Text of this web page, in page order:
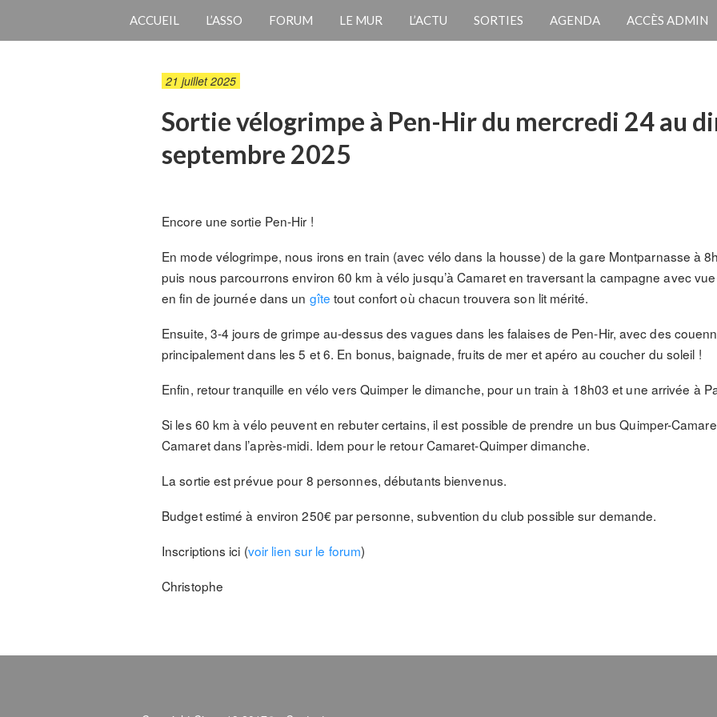
ACCUEIL L’ASSO FORUM LE MUR L’ACTU SORTIES AGENDA ACCÈS ADMIN
21 juillet 2025
Sortie vélogrimpe à Pen-Hir du mercredi 24 au
septembre 2025
Encore une sortie Pen-Hir !
En mode vélogrimpe, nous irons en train (avec vélo dans la housse) de la gare Montparnasse à
puis nous parcourrons environ 60 km à vélo jusqu’à Camaret en traversant la campagne avec
en fin de journée dans un gîte tout confort où chacun trouvera son lit mérité.
Ensuite, 3-4 jours de grimpe au-dessus des vagues dans les falaises de Pen-Hir, avec des
principalement dans les 5 et 6. En bonus, baignade, fruits de mer et apéro au coucher du soleil !
Enfin, retour tranquille en vélo vers Quimper le dimanche, pour un train à 18h03 et une arrivée à
Si les 60 km à vélo peuvent en rebuter certains, il est possible de prendre un bus Quimper-
Camaret dans l’après-midi. Idem pour le retour Camaret-Quimper dimanche.
La sortie est prévue pour 8 personnes, débutants bienvenus.
Budget estimé à environ 250€ par personne, subvention du club possible sur demande.
Inscriptions ici (voir lien sur le forum)
Christophe